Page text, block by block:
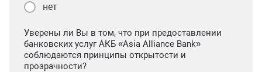
нет
Уверены ли Вы в том, что при предоставлении
банковских услуг АКБ «Asia Alliance Bank»
соблюдаются принципы открытости и
прозрачности?